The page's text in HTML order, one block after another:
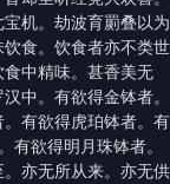
机。劫波育罽叠以为
食。饮食者亦不类世
中精味。甚香美无
中。有欲得金钵者。
有欲得虎珀钵者。有
有欲得明月珠钵者。
亦无所从来。亦无供